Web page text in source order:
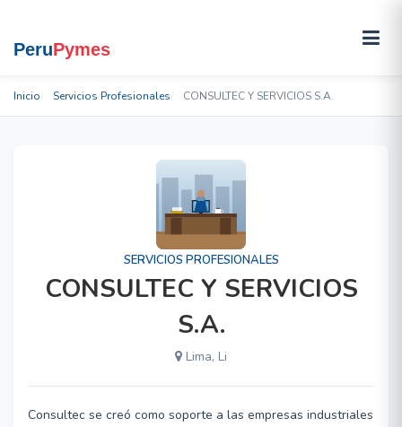
Inicio Servicios Profesionales CONSULTEC Y SERVICIOS S.A.
SERVICIOS PROFESIONALES
CONSULTEC Y SERVICIOS
S.A.
Lima, Li
Consultec se creó como soporte a las empresas industriales